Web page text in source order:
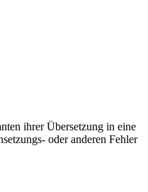
ihrer Übersetzung in eine
oder anderen Fehler